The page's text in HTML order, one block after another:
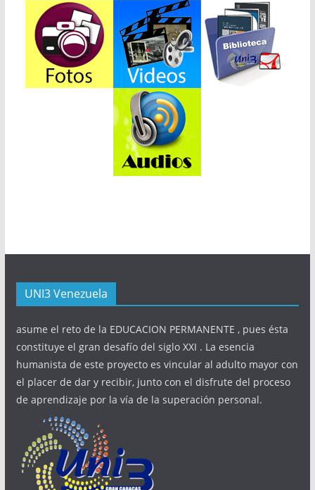
UNI3 Venezuela
asume el reto de la EDUCACION PERMANENTE , pues ésta
constituye el gran desafío del siglo XXI . La esencia
humanista de este proyecto es vincular al adulto mayor con
el placer de dar y recibir, junto con el disfrute del proceso
de aprendizaje por la vía de la superación personal.